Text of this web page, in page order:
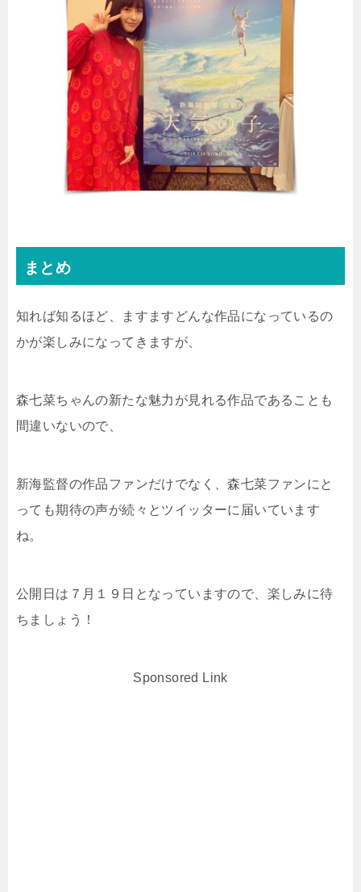
まとめ
知れば知るほど、ますますどんな作品になっているの
かが楽しみになってきますが、
森七菜ちゃんの新たな魅力が見れる作品であることも
間違いないので、
新海監督の作品ファンだけでなく、森七菜ファンにと
っても期待の声が続々とツイッターに届いています
ね。
公開日は７月１９日となっていますので、楽しみに待
ちましょう！
Sponsored Link